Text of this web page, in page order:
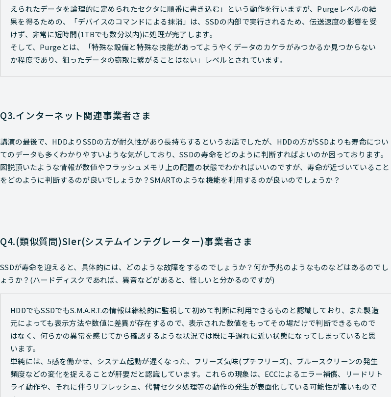
えられたデータを論理的に定められたセクタに順番に書き込む」という動作を行いますが、Purgeレベルの結
果を得るための、「デバイスのコマンドによる抹消」は、SSDの内部で実行されるため、伝送速度の影響を受
けず、非常に短時間(1TBでも数分以内)に処理が完了します。
そして、Purgeとは、「特殊な設備と特殊な技能があってようやくデータのカケラがみつかるか見つからない
か程度であり、狙ったデータの窃取に繋がることはない」レベルとされています。
Q3.インターネット関連事業者さま
講演の最後で、HDDよりSSDの方が耐久性があり長持ちするというお話でしたが、HDDの方がSSDよりも寿命につい
てのデータも多くわかりやすいような気がしており、SSDの寿命をどのように判断すればよいのか困っております。
図説頂いたような情報が数値やフラッシュメモリ上の配置の状態でわかればいいのですが、寿命が近づいていること
をどのように判断するのが良いでしょうか？SMARTのような機能を利用するのが良いのでしょうか？
Q4.(類似質問)SIer(システムインテグレーター)事業者さま
SSDが寿命を迎えると、具体的には、どのような故障をするのでしょうか？何か予兆のようなものなどはあるのでし
ょうか？(ハードディスクであれば、異音などがあると、怪しいと分かるのですが)
HDDでもSSDでもS.M.A.R.T.の情報は継続的に監視して初めて判断に利用できるものと認識しており、また製造
元によっても表示方法や数値に差異が存在するので、表示された数値をもってその場だけで判断できるもので
はなく、何らかの異常を感じてから確認するような状況では既に手遅れに近い状態になってしまっていると思
います。
単純には、5感を働かせ、システム起動が遅くなった、フリーズ気味(プチフリーズ)、ブルースクリーンの発生
頻度などの変化を捉えることが肝要だと認識しています。これらの現象は、ECCによるエラー補償、リードリト
ライ動作や、それに伴うリフレッシュ、代替セクタ処理等の動作の発生が表面化している可能性が高いもので